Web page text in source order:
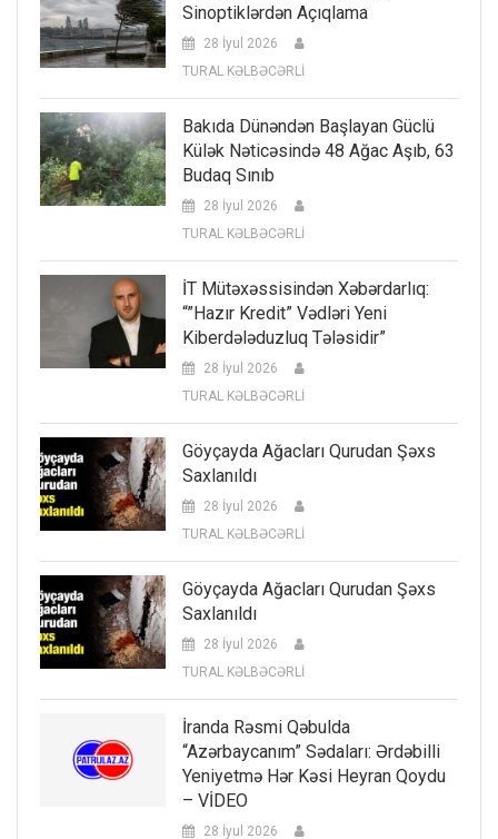
Sinoptiklərdən Açıqlama
28 İyul 2026
TURAL KƏLBƏCƏRLİ
Bakıda Dünəndən Başlayan Güclü
Külək Nəticəsində 48 Ağac Aşıb, 63
Budaq Sınıb
28 İyul 2026
TURAL KƏLBƏCƏRLİ
İT Mütəxəssisindən Xəbərdarlıq:
“”Hazır Kredit” Vədləri Yeni
Kiberdələduzluq Tələsidir”
28 İyul 2026
TURAL KƏLBƏCƏRLİ
Göyçayda Ağacları Qurudan Şəxs
Saxlanıldı
28 İyul 2026
TURAL KƏLBƏCƏRLİ
Göyçayda Ağacları Qurudan Şəxs
Saxlanıldı
28 İyul 2026
TURAL KƏLBƏCƏRLİ
İranda Rəsmi Qəbulda
“Azərbaycanım” Sədaları: Ərdəbilli
Yeniyetmə Hər Kəsi Heyran Qoydu
– VİDEO
28 İyul 2026